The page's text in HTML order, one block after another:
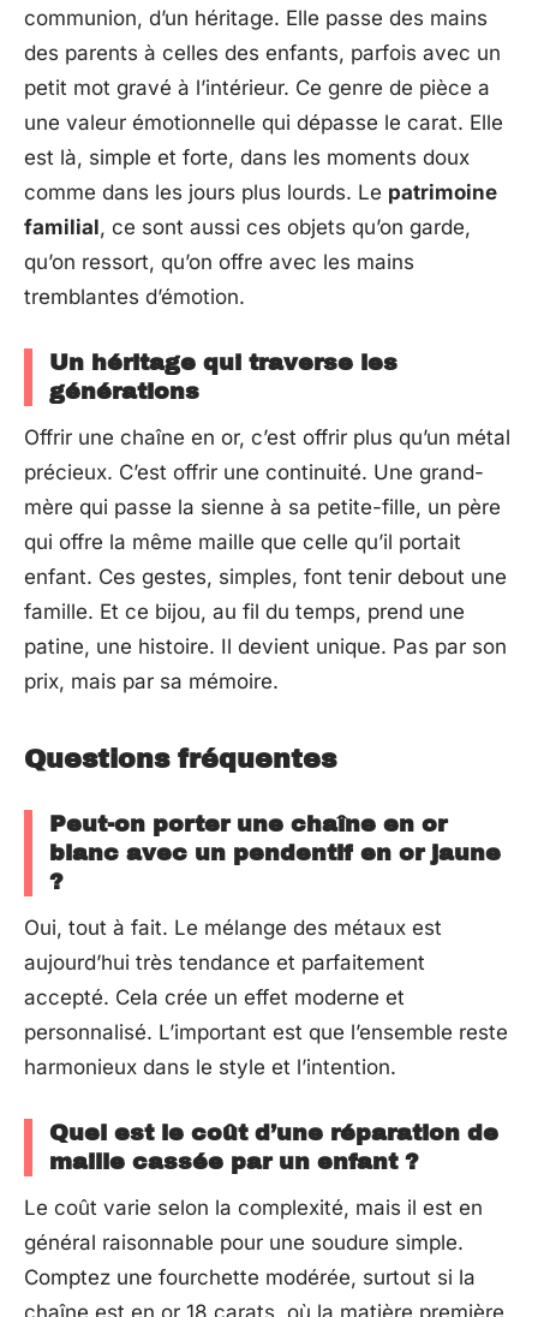
communion, d’un héritage. Elle passe des mains
des parents à celles des enfants, parfois avec un
petit mot gravé à l’intérieur. Ce genre de pièce a
une valeur émotionnelle qui dépasse le carat. Elle
est là, simple et forte, dans les moments doux
comme dans les jours plus lourds. Le patrimoine
familial, ce sont aussi ces objets qu’on garde,
qu’on ressort, qu’on offre avec les mains
tremblantes d’émotion.
Un héritage qui traverse les
générations
Offrir une chaîne en or, c’est offrir plus qu’un métal
précieux. C’est offrir une continuité. Une grand-
mère qui passe la sienne à sa petite-fille, un père
qui offre la même maille que celle qu’il portait
enfant. Ces gestes, simples, font tenir debout une
famille. Et ce bijou, au fil du temps, prend une
patine, une histoire. Il devient unique. Pas par son
prix, mais par sa mémoire.
Questions fréquentes
Peut-on porter une chaîne en or
blanc avec un pendentif en or jaune
?
Oui, tout à fait. Le mélange des métaux est
aujourd’hui très tendance et parfaitement
accepté. Cela crée un effet moderne et
personnalisé. L’important est que l’ensemble reste
harmonieux dans le style et l’intention.
Quel est le coût d’une réparation de
maille cassée par un enfant ?
Le coût varie selon la complexité, mais il est en
général raisonnable pour une soudure simple.
Comptez une fourchette modérée, surtout si la
chaîne est en or 18 carats, où la matière première